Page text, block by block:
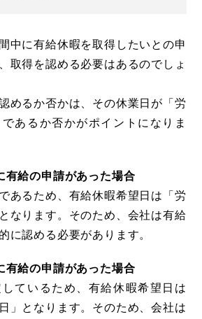
中に有給休暇を取得したいとの申
取得を認める必要はあるのでしょ
めるか否かは、その休業日が「労
あるか否かがポイントになりま
有給の申請があった場合
あるため、有給休暇希望日は「労
なります。そのため、会社は有給
に認める必要があります。
有給の申請があった場合
ているため、有給休暇希望日は
」となります。そのため、会社は